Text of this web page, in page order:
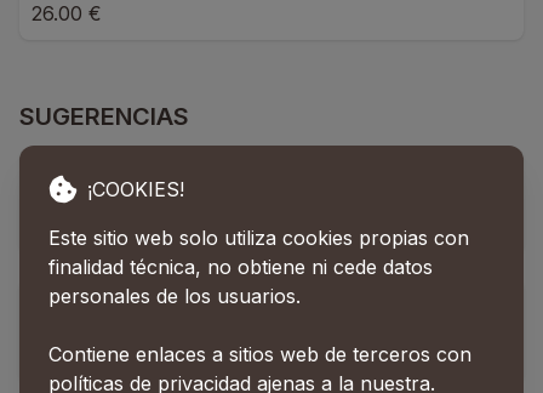
26.00 €
SUGERENCIAS
Rape 20 Aniversario
29.50 €
Bacalao Confitado
28.00 €
¡COOKIES!
Este sitio web solo utiliza cookies propias con
finalidad técnica, no obtiene ni cede datos
personales de los usuarios.
Contiene enlaces a sitios web de terceros con
políticas de privacidad ajenas a la nuestra.